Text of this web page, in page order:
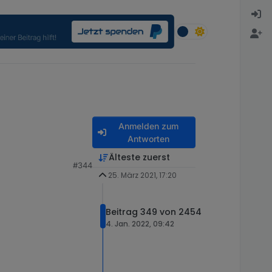
der Leuchtmittel, für#344
Anmelden zum
Antworten
Älteste zuerst
25. März 2021, 17:20
Beitrag 349 von 2454
4. Jan. 2022, 09:42